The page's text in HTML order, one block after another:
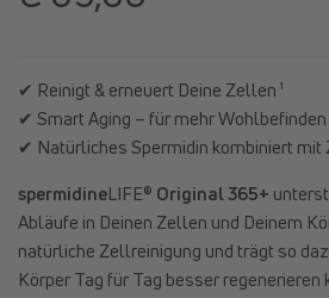
✔ Reinigt & erneuert Deine Zellen ¹
✔ Smart Aging – für mehr Wohlbefinden
✔ Natürliches Spermidin kombiniert mit
spermidineLIFE® Original 365+
Abläufe in Deinen Zellen und Deinem
natürliche Zellreinigung und trägt so
Körper Tag für Tag besser regenerieren